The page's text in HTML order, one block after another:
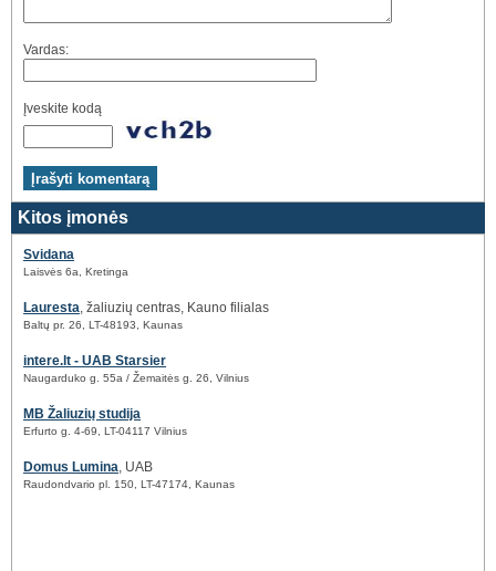
Vardas:
Įveskite kodą
Kitos įmonės
Svidana
Laisvės 6a, Kretinga
Lauresta, žaliuzių centras, Kauno filialas
Baltų pr. 26, LT-48193, Kaunas
intere.lt - UAB Starsier
Naugarduko g. 55a / Žemaitės g. 26, Vilnius
MB Žaliuzių studija
Erfurto g. 4-69, LT-04117 Vilnius
Domus Lumina, UAB
Raudondvario pl. 150, LT-47174, Kaunas